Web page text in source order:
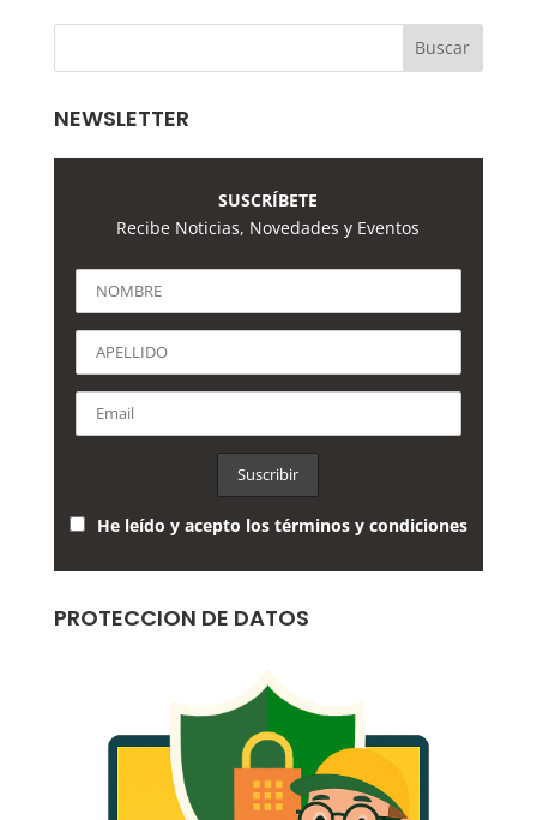
NEWSLETTER
SUSCRÍBETE
Recibe Noticias, Novedades y Eventos
He leído y acepto los términos y condiciones
PROTECCION DE DATOS